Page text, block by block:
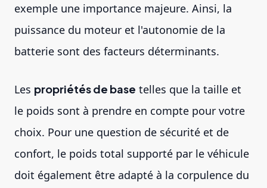
exemple une importance majeure. Ainsi, la
puissance du moteur et l'autonomie de la
batterie sont des facteurs déterminants.
Les propriétés de base telles que la taille et
le poids sont à prendre en compte pour votre
choix. Pour une question de sécurité et de
confort, le poids total supporté par le véhicule
doit également être adapté à la corpulence du